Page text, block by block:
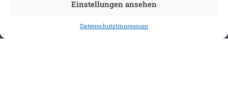
Einstellungen ansehen
DatenschutzImpressum